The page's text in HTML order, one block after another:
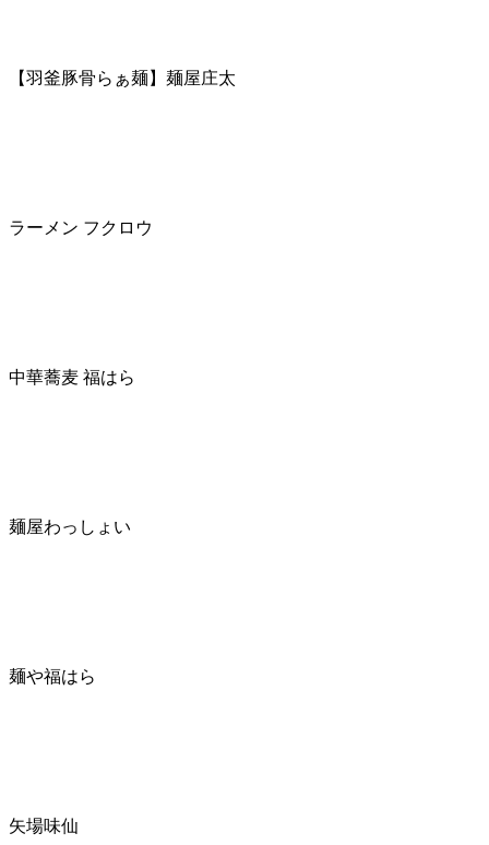
【羽釜豚骨らぁ麺】麺屋庄太
ラーメン フクロウ
中華蕎麦 福はら
麺屋わっしょい
麺や福はら
矢場味仙